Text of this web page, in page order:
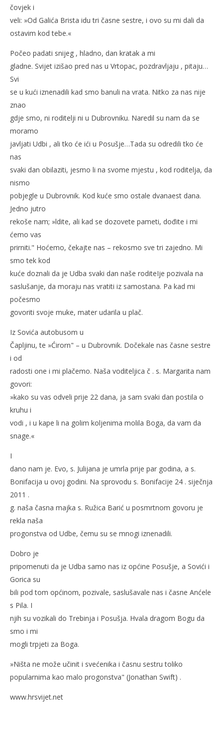
čovjek i
veli: »Od Galića Brista idu tri časne sestre, i ovo su mi dali da
ostavim kod tebe.«
Počeo padati snijeg , hladno, dan kratak a mi
gladne. Svijet izišao pred nas u Vrtopac, pozdravljaju , pitaju…
Svi
se u kući iznenadili kad smo banuli na vrata. Nitko za nas nije
znao
gdje smo, ni roditelji ni u Dubrovniku. Naredil su nam da se
moramo
javljati Udbi , ali tko će ići u Posušje…Tada su odredili tko će
nas
svaki dan obilaziti, jesmo li na svome mjestu , kod roditelja, da
nismo
pobjegle u Dubrovnik. Kod kuće smo ostale dvanaest dana.
Jedno jutro
rekoše nam; »ldite, ali kad se dozovete pameti, dođite i mi
ćemo vas
prirniti." Hoćemo, čekajte nas – rekosmo sve tri zajedno. Mi
smo tek kod
kuće doznali da je Udba svaki dan naše roditeIje pozivala na
saslušanje, da moraju nas vratiti iz samostana. Pa kad mi
počesmo
govoriti svoje muke, mater udarila u plač.
Iz Sovića autobusom u
Čapljinu, te »Ćirorn" – u Dubrovnik. Dočekale nas časne sestre
i od
radosti one i mi plačemo. Naša voditeljica č . s. Margarita nam
govori:
»kako su vas odveli prije 22 dana, ja sam svaki dan postila o
kruhu i
vodi , i u kape li na golim koljenima molila Boga, da vam da
snage.«
I
dano nam je. Evo, s. Julijana je umrla prije par godina, a s.
Bonifacija u ovoj godini. Na sprovodu s. Bonifacije 24 . siječnja
2011 .
g. naša časna majka s. Ružica Barić u posmrtnom govoru je
rekla naša
progonstva od Udbe, čemu su se mnogi iznenadili.
Dobro je
pripomenuti da je Udba samo nas iz općine Posušje, a Sovići i
Gorica su
bili pod tom općinom, pozivale, saslušavale nas i časne Anćele
s Pila. I
njih su vozikali do Trebinja i Posušja. Hvala dragom Bogu da
smo i mi
mogli trpjeti za Boga.
»Ništa ne može učinit i svećenika i časnu sestru toliko
popularnima kao malo progonstva" (Jonathan Swift) .
www.hrsvijet.net